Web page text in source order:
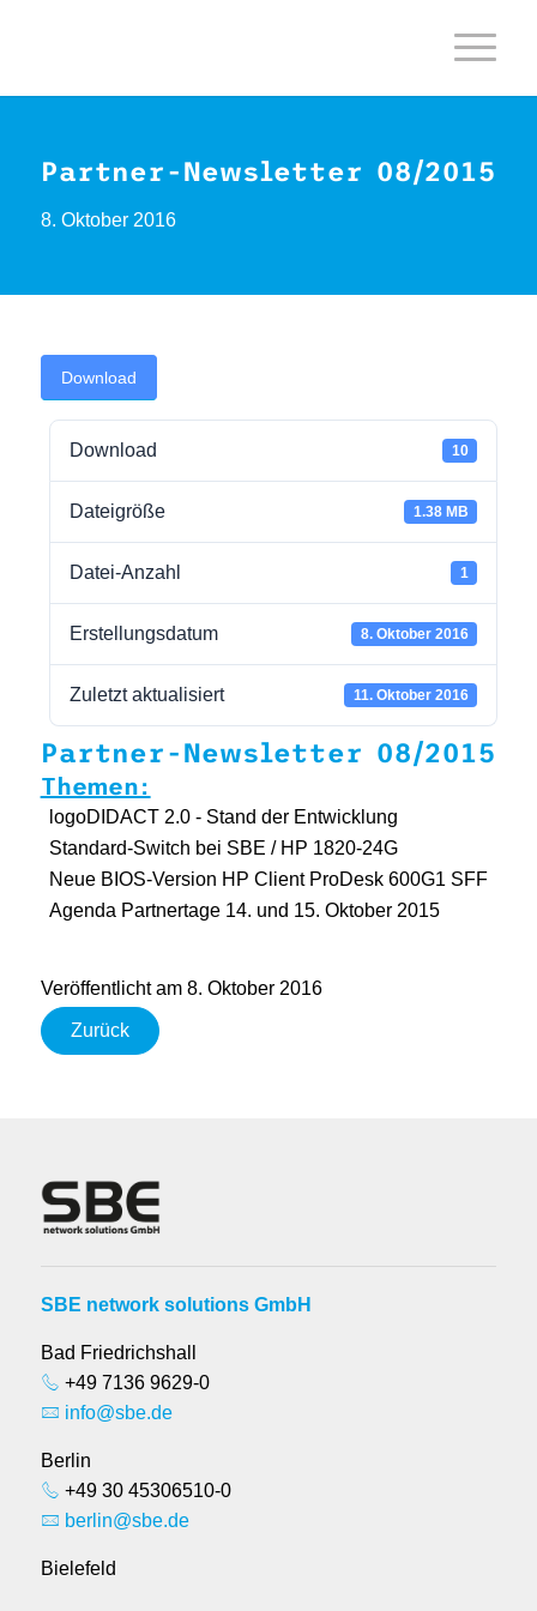
Partner-Newsletter 08/2015
8. Oktober 2016
Download
Download 10
Dateigröße 1.38 MB
Datei-Anzahl 1
Erstellungsdatum 8. Oktober 2016
Zuletzt aktualisiert 11. Oktober 2016
Partner-Newsletter 08/2015
Themen:
logoDIDACT 2.0 - Stand der Entwicklung
Standard-Switch bei SBE / HP 1820-24G
Neue BIOS-Version HP Client ProDesk 600G1 SFF
Agenda Partnertage 14. und 15. Oktober 2015
Veröffentlicht am 8. Oktober 2016
Zurück
SBE network solutions GmbH
Bad Friedrichshall
+49 7136 9629-0
info@sbe.de
Berlin
+49 30 45306510-0
berlin@sbe.de
Bielefeld